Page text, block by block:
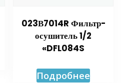
023В7014R Фильтр-
осушитель 1/2
«DFL084S
Подробнее